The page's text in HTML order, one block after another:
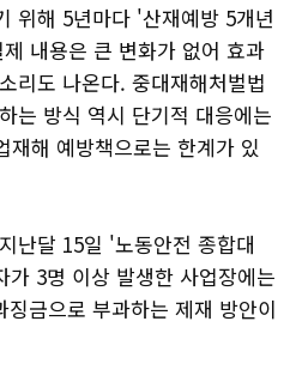
위해 5년마다 '산재예방 5개년
내용은 큰 변화가 없어 효과
리도 나온다. 중대재해처벌법
는 방식 역시 단기적 대응에는
재해 예방책으로는 한계가 있
난달 15일 '노동안전 종합대
3명 이상 발생한 사업장에는
금으로 부과하는 제재 방안이